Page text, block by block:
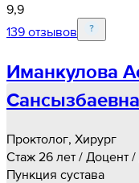
9,9
139 отзывов
Иманкулова
Сансызбаевна
Проктолог, Хирург
Стаж 26 лет / Доцент
Пункция сустава